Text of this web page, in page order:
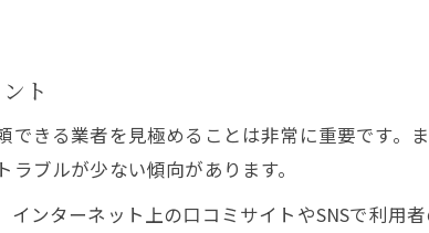
ト
きる業者を見極めることは非常に重要です。
ブルが少ない傾向があります。
インターネット上の口コミサイトやSNSで利用